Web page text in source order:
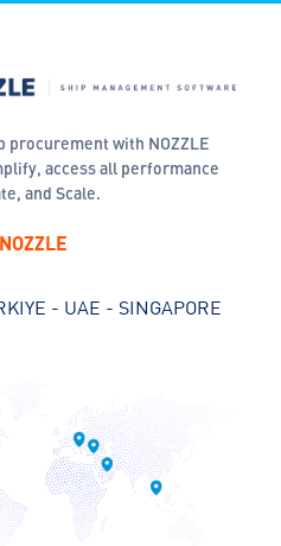
procurement with NOZZLE
access all performance
and Scale.
- UAE - SINGAPORE